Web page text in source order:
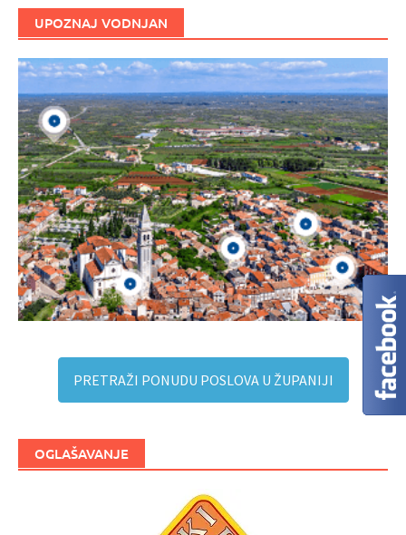
UPOZNAJ VODNJAN
PRETRAŽI PONUDU POSLOVA U ŽUPANIJI
OGLAŠAVANJE